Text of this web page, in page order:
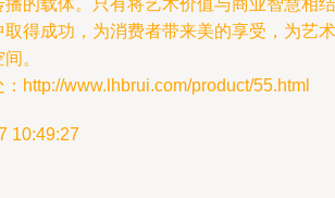
的载体。只有将艺术价值与商业智慧相结
得成功，为消费者带来美的享受，为艺术
。
http://www.lhbrui.com/product/55.html
10:49:27